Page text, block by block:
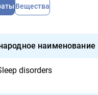
Вещества
наименование
disorders